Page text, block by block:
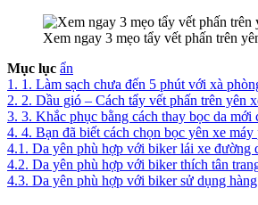
Xem ngay 3 mẹo tẩy vết phấn trên
Mục lục ẩn
1. 1. Làm sạch chưa đến 5 phút với xà
2. 2. Dầu gió – Cách tẩy vết phấn trên yên
3. 3. Khắc phục bằng cách thay bọc da mới
4. 4. Bạn đã biết cách chọn bọc yên xe máy
4.1. Da yên phù hợp với biker lái xe đường
4.2. Da yên phù hợp với biker thích tân
4.3. Da yên phù hợp với biker sử dụng